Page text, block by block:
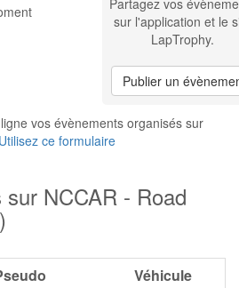
Partagez vos
sur l'application et le
LapTrophy.
Publier un
vos évènements organisés sur
Utilisez ce formulaire
NCCAR - Road
Véhicule